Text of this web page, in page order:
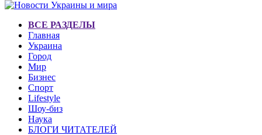
ВСЕ РАЗДЕЛЫ
Главная
Украина
Город
Мир
Бизнес
Спорт
Lifestyle
Шоу-биз
Наука
БЛОГИ ЧИТАТЕЛЕЙ